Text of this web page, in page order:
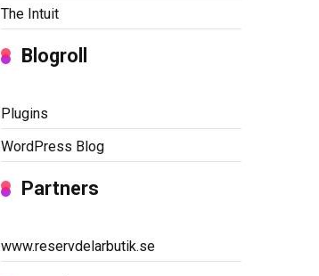
The Intuit
Blogroll
Plugins
WordPress Blog
Partners
www.reservdelarbutik.se